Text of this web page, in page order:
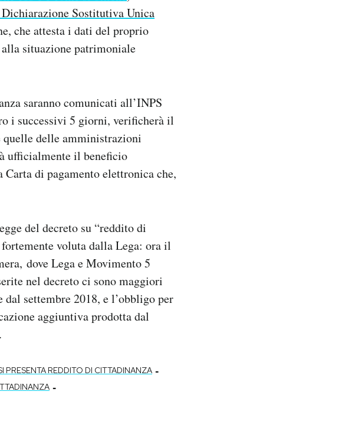
Sostitutiva Unica
che attesta i dati del proprio
situazione patrimoniale
saranno comunicati all’INPS
i successivi 5 giorni, verificherà il
quelle delle amministrazioni
ufficialmente il beneficio
di pagamento elettronica che,
del decreto su “reddito di
voluta dalla Lega: ora il
dove Lega e Movimento 5
nel decreto ci sono maggiori
settembre 2018, e l’obbligo per
aggiuntiva prodotta dal
PRESENTA REDDITO DI CITTADINANZA -
-